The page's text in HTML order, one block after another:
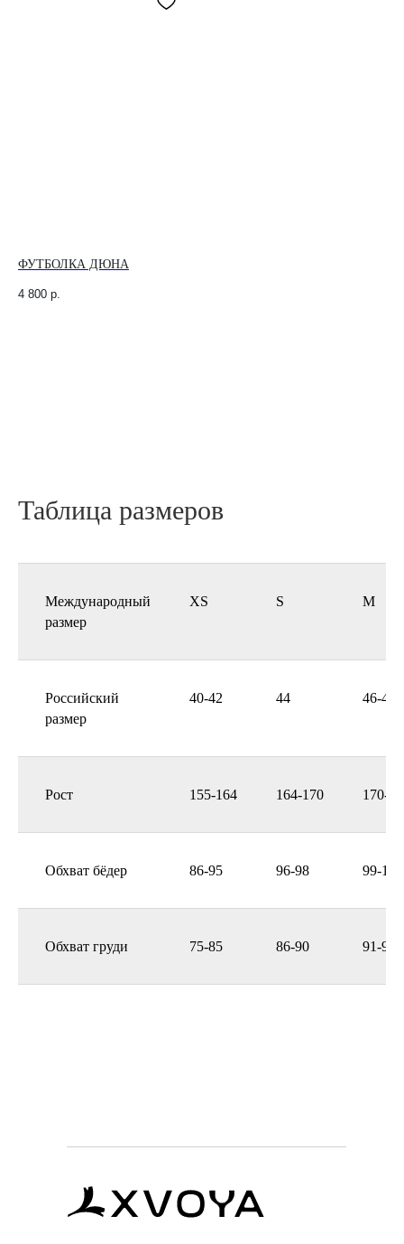
ФУТБОЛКА ДЮНА
4 800 р.
Таблица размеров
Международный
размер
XS S M
Российский
размер
40-42 44 46-48
Рост 155-164 164-170 170-
Обхват бёдер 86-95 96-98 99-104
Обхват груди 75-85 86-90 91-98